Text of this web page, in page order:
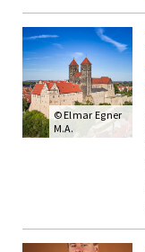
© Elmar Egner
M.A.